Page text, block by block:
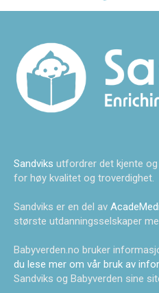
Sandviks utfordrer det kjente
for høy kvalitet og troverdighet.
Sandviks er en del av
største utdanningsselskaper
Babyverden.no bruker
du lese mer om vår bruk av
Sandviks og Babyverden sine